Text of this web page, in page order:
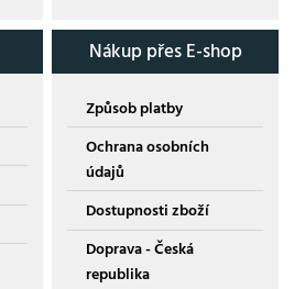
Nákup přes E-shop
Způsob platby
Ochrana osobních
údajů
Dostupnosti zboží
Doprava - Česká
republika